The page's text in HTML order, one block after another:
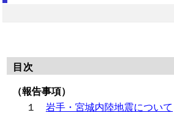
目次
（報告事項）
１ 岩手・宮城内陸地震について